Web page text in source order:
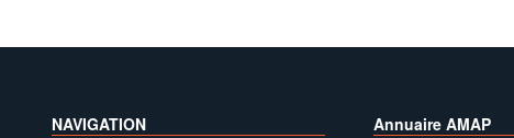
NAVIGATION Annuaire AMAP